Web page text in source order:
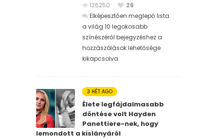
126250
26
Elképesztően meglepő lista
a világ 10 legokosabb
színészéről bejegyzéshez a
hozzászólások lehetősége
kikapcsolva
3 HÉT AGO
Élete legfájdalmasabb
döntése volt Hayden
Panettiere-nek, hogy
lemondott a kislányáról